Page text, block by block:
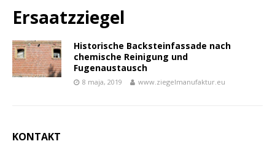
Ersaatzziegel
Historische Backsteinfassade nach
chemische Reinigung und
Fugenaustausch
8 maja, 2019 www.ziegelmanufaktur.eu
KONTAKT